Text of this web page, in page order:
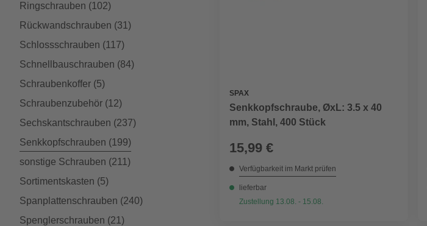
Ringschrauben (102)
Rückwandschrauben (31)
Schlossschrauben (117)
Schnellbauschrauben (84)
Schraubenkoffer (5)
Schraubenzubehör (12)
Sechskantschrauben (237)
Senkkopfschrauben (199)
sonstige Schrauben (211)
Sortimentskasten (5)
Spanplattenschrauben (240)
Spenglerschrauben (21)
SPAX
Senkkopfschraube, ØxL: 3.5 x 40
mm, Stahl, 400 Stück
15,99 €
Verfügbarkeit im Markt prüfen
lieferbar
Zustellung 13.08. - 15.08.